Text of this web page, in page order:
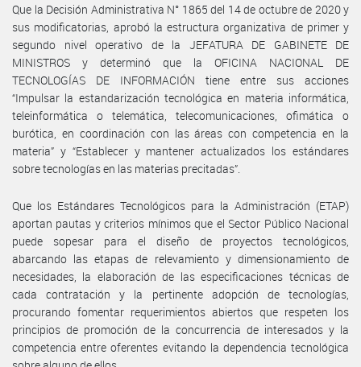
Que la Decisión Administrativa N° 1865 del 14 de octubre de 2020 y
sus modificatorias, aprobó la estructura organizativa de primer y
segundo nivel operativo de la JEFATURA DE GABINETE DE
MINISTROS y determinó que la OFICINA NACIONAL DE
TECNOLOGÍAS DE INFORMACIÓN tiene entre sus acciones
“Impulsar la estandarización tecnológica en materia informática,
teleinformática o telemática, telecomunicaciones, ofimática o
burótica, en coordinación con las áreas con competencia en la
materia” y “Establecer y mantener actualizados los estándares
sobre tecnologías en las materias precitadas”.
Que los Estándares Tecnológicos para la Administración (ETAP)
aportan pautas y criterios mínimos que el Sector Público Nacional
puede sopesar para el diseño de proyectos tecnológicos,
abarcando las etapas de relevamiento y dimensionamiento de
necesidades, la elaboración de las especificaciones técnicas de
cada contratación y la pertinente adopción de tecnologías,
procurando fomentar requerimientos abiertos que respeten los
principios de promoción de la concurrencia de interesados y la
competencia entre oferentes evitando la dependencia tecnológica